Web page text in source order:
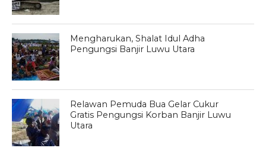
Mengharukan, Shalat Idul Adha
Pengungsi Banjir Luwu Utara
Relawan Pemuda Bua Gelar Cukur
Gratis Pengungsi Korban Banjir Luwu
Utara